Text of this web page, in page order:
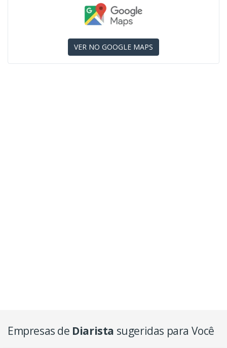
VER NO GOOGLE MAPS
Empresas de Diarista sugeridas para Você